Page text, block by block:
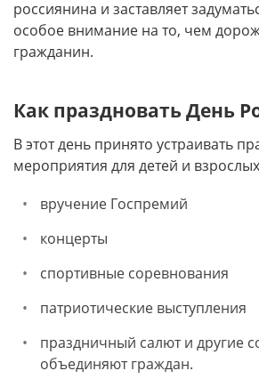
россиянина и заставляет
особое внимание на то, чем
гражданин.
Как праздновать День
В этот день принято устраивать
мероприятия для детей и
вручение Госпремий
концерты
спортивные соревнования
патриотические выступления
праздничный салют и другие
объединяют граждан.